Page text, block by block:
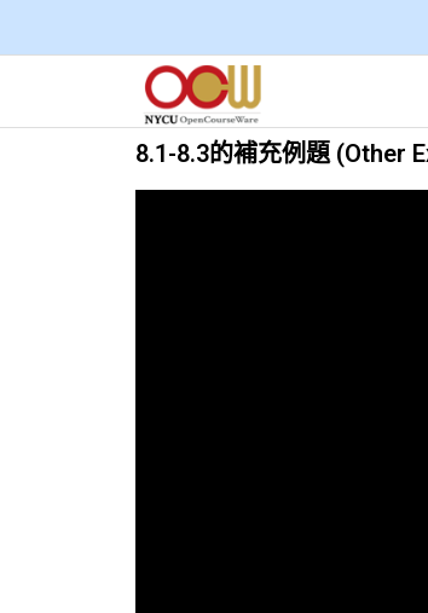
8.1-8.3的補充例題 (Other